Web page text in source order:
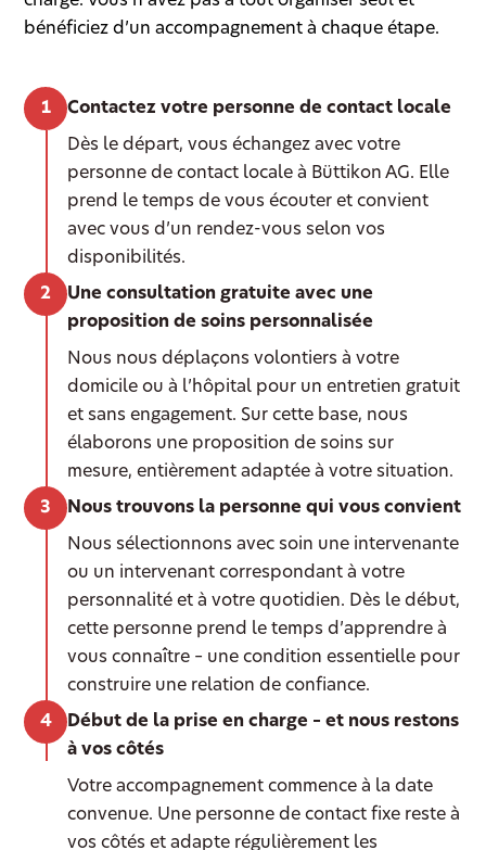
bénéficiez d’un accompagnement à chaque étape.
Contactez votre personne de contact locale
Dès le départ, vous échangez avec votre
personne de contact locale à Büttikon AG. Elle
prend le temps de vous écouter et convient
avec vous d’un rendez-vous selon vos
disponibilités.
Une consultation gratuite avec une
proposition de soins personnalisée
Nous nous déplaçons volontiers à votre
domicile ou à l’hôpital pour un entretien gratuit
et sans engagement. Sur cette base, nous
élaborons une proposition de soins sur
mesure, entièrement adaptée à votre situation.
Nous trouvons la personne qui vous convient
Nous sélectionnons avec soin une intervenante
ou un intervenant correspondant à votre
personnalité et à votre quotidien. Dès le début,
cette personne prend le temps d’apprendre à
vous connaître – une condition essentielle pour
construire une relation de confiance.
Début de la prise en charge – et nous restons
à vos côtés
Votre accompagnement commence à la date
convenue. Une personne de contact fixe reste à
vos côtés et adapte régulièrement les